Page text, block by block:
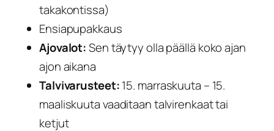
takakontissa)
Ensiapupakkaus
Ajovalot:Sen täytyy olla päällä koko ajan
ajon aikana
Talvivarusteet:15. marraskuuta – 15.
maaliskuuta vaaditaan talvirenkaat tai
ketjut